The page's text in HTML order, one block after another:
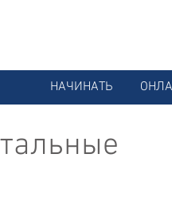
НАЧИНАТЬ